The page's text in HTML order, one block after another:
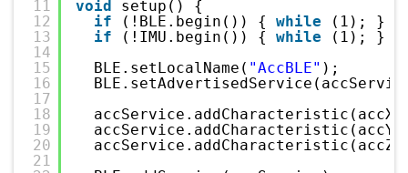
11
12
13
14
15
16
17
18
19
20
21
void
setup() {
if
(!BLE.begin()) { while
(1); }
if
(!IMU.begin()) { while
(1); }
BLE.setLocalName( "AccBLE" );